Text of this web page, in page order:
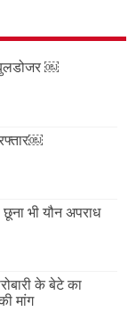
बुलडोजर ￼
भी यौन अपराध
के बेटे का
मांग